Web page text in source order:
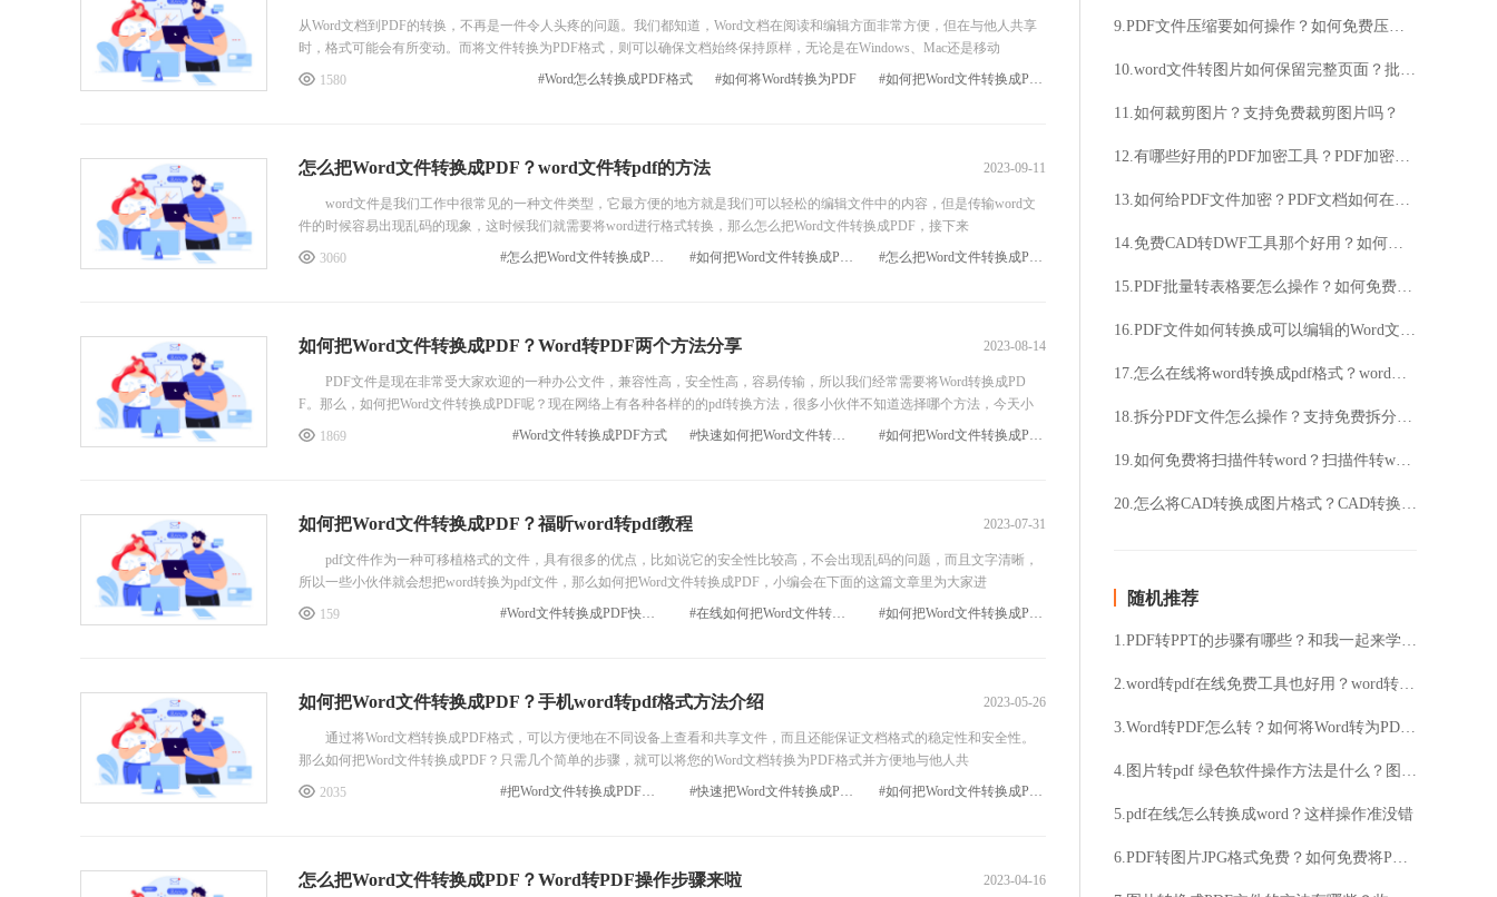
从Word文档到PDF的转换，不再是一件令人头疼的问题。我们都知道，Word文档在阅读和编辑方面非常方便，但在与他人共享
时，格式可能会有所变动。而将文件转换为PDF格式，则可以确保文档始终保持原样，无论是在Windows、Mac还是移动
1580 #如何把Word文件转换成PDF
#如何将Word转换为PDF
#Word怎么转换成PDF格式
怎么把Word文件转换成PDF？word文件转pdf的方法 2023-09-11
word文件是我们工作中很常见的一种文件类型，它最方便的地方就是我们可以轻松的编辑文件中的内容，但是传输word文
件的时候容易出现乱码的现象，这时候我们就需要将word进行格式转换，那么怎么把Word文件转换成PDF，接下来
3060 #怎么把Word文件转换成PDF
#如何把Word文件转换成PDF
#怎么把Word文件转换成PDF免费
如何把Word文件转换成PDF？Word转PDF两个方法分享 2023-08-14
PDF文件是现在非常受大家欢迎的一种办公文件，兼容性高，安全性高，容易传输，所以我们经常需要将Word转换成PD
F。那么，如何把Word文件转换成PDF呢？现在网络上有各种各样的的pdf转换方法，很多小伙伴不知道选择哪个方法，今天小
1869 #如何把Word文件转换成PDF
#快速如何把Word文件转换成PDF
#Word文件转换成PDF方式
如何把Word文件转换成PDF？福昕word转pdf教程 2023-07-31
pdf文件作为一种可移植格式的文件，具有很多的优点，比如说它的安全性比较高，不会出现乱码的问题，而且文字清晰，
所以一些小伙伴就会想把word转换为pdf文件，那么如何把Word文件转换成PDF，小编会在下面的这篇文章里为大家进
159 #如何把Word文件转换成PDF
#在线如何把Word文件转换成PDF
#Word文件转换成PDF快捷方式
如何把Word文件转换成PDF？手机word转pdf格式方法介绍 2023-05-26
通过将Word文档转换成PDF格式，可以方便地在不同设备上查看和共享文件，而且还能保证文档格式的稳定性和安全性。
那么如何把Word文件转换成PDF？只需几个简单的步骤，就可以将您的Word文档转换为PDF格式并方便地与他人共
2035 #如何把Word文件转换成PDF
#快速把Word文件转换成PDF
#把Word文件转换成PDF方法
怎么把Word文件转换成PDF？Word转PDF操作步骤来啦 2023-04-16
9.PDF文件压缩要如何操作？如何免费压缩PDF文件？
10.word文件转图片如何保留完整页面？批量Word文件转图片用什么工具？
11.如何裁剪图片？支持免费裁剪图片吗？
12.有哪些好用的PDF加密工具？PDF加密要怎么操作？
13.如何给PDF文件加密？PDF文档如何在线加密？
14.免费CAD转DWF工具那个好用？如何将CAD转成DWF格式？
15.PDF批量转表格要怎么操作？如何免费将PDF转成Excel表格？
16.PDF文件如何转换成可以编辑的Word文件？PDF转换Word要如何操作？
17.怎么在线将word转换成pdf格式？word转pdf格式要怎么操作？
18.拆分PDF文件怎么操作？支持免费拆分PDF文档吗？
19.如何免费将扫描件转word？扫描件转word要怎么操作？
20.怎么将CAD转换成图片格式？CAD转换成图片要怎么操作？
随机推荐
1.PDF转PPT的步骤有哪些？和我一起来学习下吧
2.word转pdf在线免费工具也好用？word转pdf在线方法介绍
3.Word转PDF怎么转？如何将Word转为PDF？
4.图片转pdf 绿色软件操作方法是什么？图片转pdf的简单方法介绍
5.pdf在线怎么转换成word？这样操作准没错
6.PDF转图片JPG格式免费？如何免费将PDF转为JPG？